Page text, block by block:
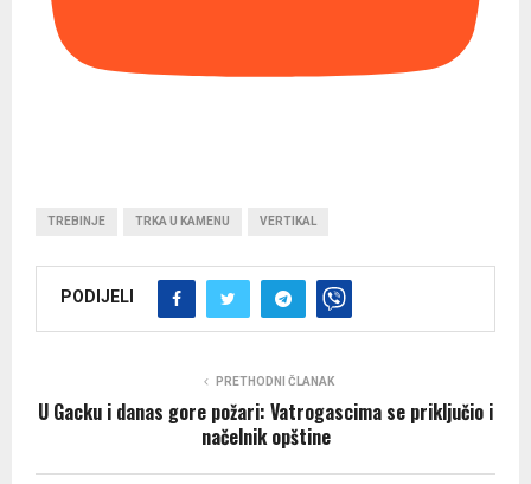
TREBINJE TRKA U KAMENU VERTIKAL
PODIJELI
PRETHODNI ČLANAK
U Gacku i danas gore požari: Vatrogascima se priključio i
načelnik opštine